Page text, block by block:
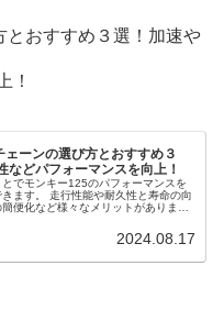
とおすすめ３選！加速や
！
ェーンの選び方とおすすめ３
などパフォーマンスを向上！
でモンキー125のパフォーマンスを
ます。 走行性能や耐久性と寿命の向
簡便化など様々なメリットがありま
きます。 そこで、モンキー125のチェ
すめ３選を解説します。2024.08.17